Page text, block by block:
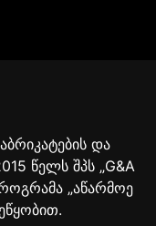
და
წელს შპს „G&A
„აწარმოე